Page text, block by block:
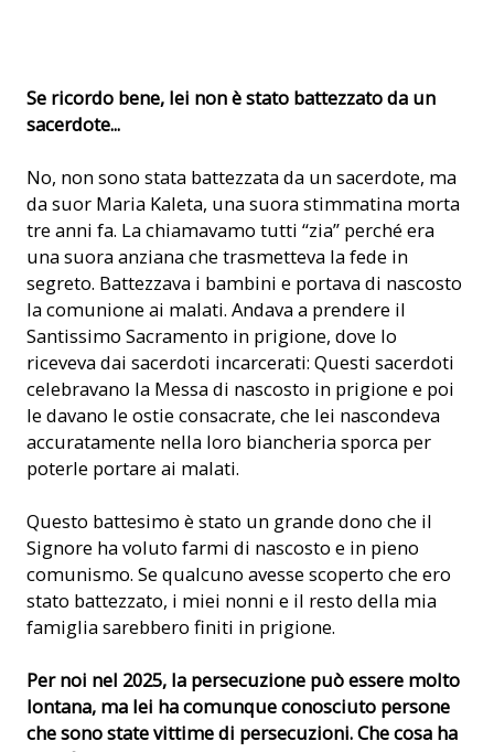
imprigionato in questa cella (© ACN)
Se ricordo bene, lei non è stato battezzato da un
sacerdote...
No, non sono stata battezzata da un sacerdote, ma
da suor Maria Kaleta, una suora stimmatina morta
tre anni fa. La chiamavamo tutti “zia” perché era
una suora anziana che trasmetteva la fede in
segreto. Battezzava i bambini e portava di nascosto
la comunione ai malati. Andava a prendere il
Santissimo Sacramento in prigione, dove lo
riceveva dai sacerdoti incarcerati: Questi sacerdoti
celebravano la Messa di nascosto in prigione e poi
le davano le ostie consacrate, che lei nascondeva
accuratamente nella loro biancheria sporca per
poterle portare ai malati.
Questo battesimo è stato un grande dono che il
Signore ha voluto farmi di nascosto e in pieno
comunismo. Se qualcuno avesse scoperto che ero
stato battezzato, i miei nonni e il resto della mia
famiglia sarebbero finiti in prigione.
Per noi nel 2025, la persecuzione può essere molto
lontana, ma lei ha comunque conosciuto persone
che sono state vittime di persecuzioni. Che cosa ha